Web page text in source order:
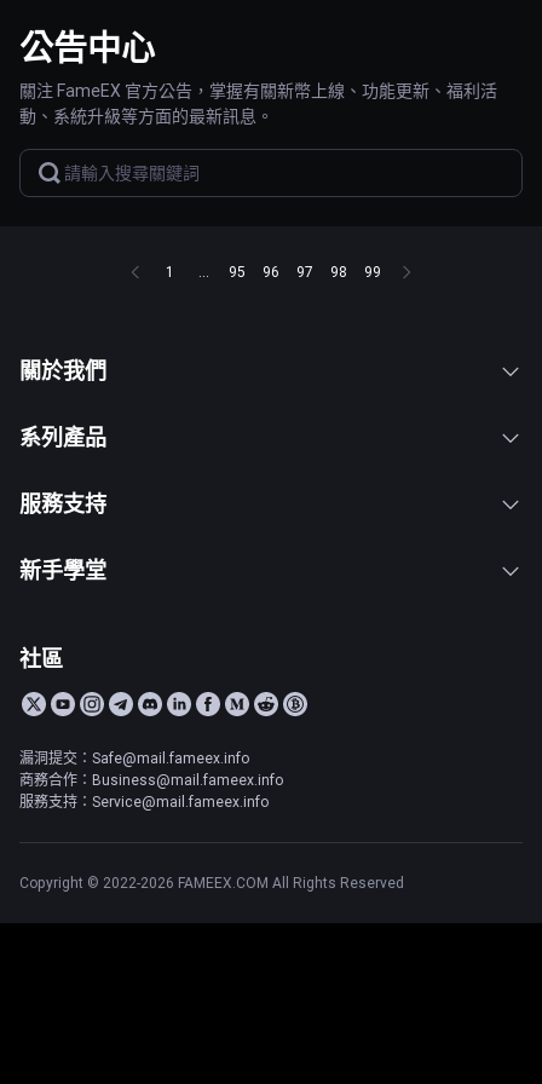
公告中心
關注 FameEX 官方公告，掌握有關新幣上線、功能更新、福利活
動、系統升級等方面的最新訊息。
1 ... 95 96 97 98 99
關於我們
系列產品
服務支持
新手學堂
社區
漏洞提交：Safe@mail.fameex.info
商務合作：Business@mail.fameex.info
服務支持：Service@mail.fameex.info
Copyright © 2022-2026 FAMEEX.COM All Rights Reserved